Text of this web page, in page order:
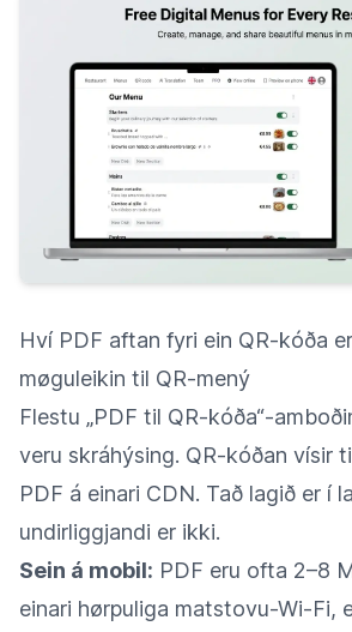
Hví PDF aftan fyri ein QR-kóða
møguleikin til QR-mený
Flestu „PDF til QR-kóða“-
veru skráhýsing. QR-kóðan vísir
PDF á einari CDN. Tað lagið er í
undirliggjandi er ikki.
Sein á mobil: PDF eru ofta 2–8
einari hørpuliga matstovu-Wi-Fi,